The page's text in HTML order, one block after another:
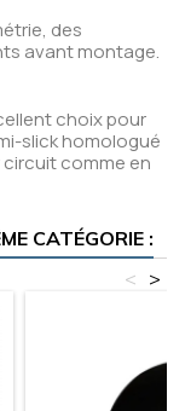
des
avant montage.
choix pour
slick homologué
comme en
CATÉGORIE :
>
<